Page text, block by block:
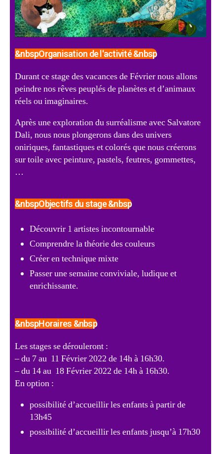
&nbspOrganisation de l'activité &nbsp
Durant ce stage des vacances de Février nous allons
peindre nos rêves peuplés de planètes et d’animaux
réels ou imaginaires.
Après une exploration du surréalisme avec Salvatore
Dali, nous nous plongerons dans des univers
oniriques, fantastiques et colorés que nous créerons
sur toile avec peinture, pastels, feutres, gommettes,
…
&nbspObjectifs du stage &nbsp
Découvrir 1 artistes incontournable
Comprendre la théorie des couleurs
Créer en technique mixte
Passer une semaine conviviale, ludique et
enrichissante.
&nbspHoraires &nbsp
Les stages se dérouleront :
– du 7 au 11 Février 2022 de 14h à 16h30.
– du 14 au 18 Février 2022 de 14h à 16h30.
En option :
possibilité d’accueillir les enfants à partir de
13h45
possibilité d’accueillir les enfants jusqu’à 17h30